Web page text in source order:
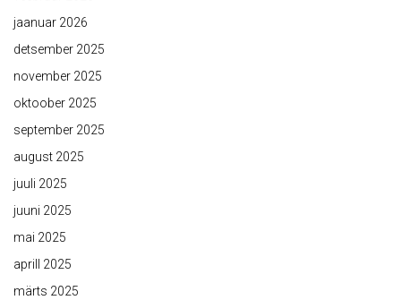
jaanuar 2026
detsember 2025
november 2025
oktoober 2025
september 2025
august 2025
juuli 2025
juuni 2025
mai 2025
aprill 2025
märts 2025